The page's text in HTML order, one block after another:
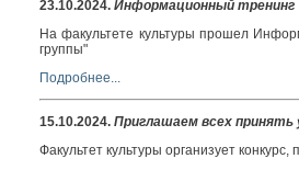
23.10.2024. Информационный тренинг
На факультете культуры прошел
группы"
Подробнее...
15.10.2024. Приглашаем всех принять
Факультет культуры организует